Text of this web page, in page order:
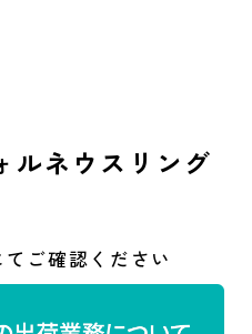
ルネウスリング
てご確認ください